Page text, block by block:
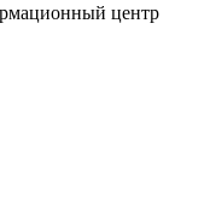
центр